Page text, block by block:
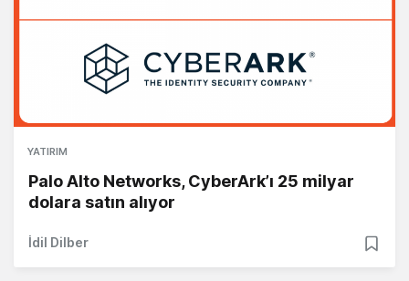
YATIRIM
Palo Alto Networks, CyberArk’ı 25 milyar
dolara satın alıyor
İdil Dilber